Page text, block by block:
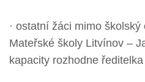
· ostatní žáci mimo
Mateřské školy Litvínov –
kapacity rozhodne